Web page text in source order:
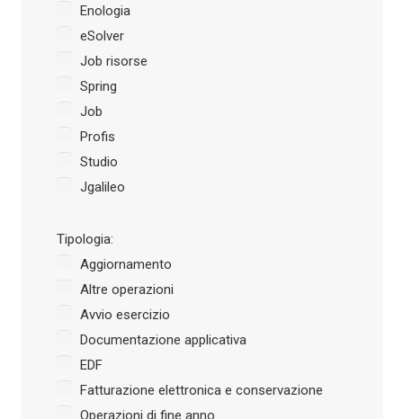
Enologia
eSolver
Job risorse
Spring
Job
Profis
Studio
Jgalileo
Tipologia:
Aggiornamento
Altre operazioni
Avvio esercizio
Documentazione applicativa
EDF
Fatturazione elettronica e conservazione
Operazioni di fine anno